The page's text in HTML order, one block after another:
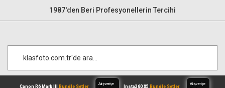
1987'den Beri Profesyonellerin Tercihi